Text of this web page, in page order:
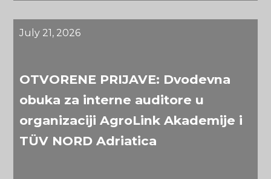
July 21, 2026
OTVORENE PRIJAVE: Dvodevna
obuka za interne auditore u
organizaciji AgroLink Akademije i
TÜV NORD Adriatica